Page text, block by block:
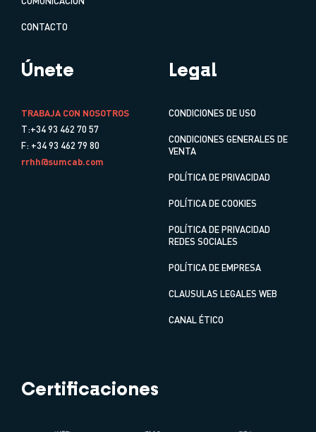
CONTACTO
Únete
TRABAJA CON NOSOTROS
T:+34 93 462 70 57
F: +34 93 462 79 80
rrhh@sumcab.com
Legal
CONDICIONES DE USO
CONDICIONES GENERALES DE
VENTA
POLÍTICA DE PRIVACIDAD
POLÍTICA DE COOKIES
POLÍTICA DE PRIVACIDAD
REDES SOCIALES
POLÍTICA DE EMPRESA
CLAUSULAS LEGALES WEB
CANAL ÉTICO
Certificaciones